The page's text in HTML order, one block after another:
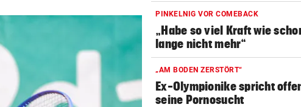
PINKELNIG VOR COMEBACK
„Habe so viel Kraft wie
lange nicht mehr“
„AM BODEN ZERSTÖRT“
Ex-Olympionike spricht
seine Pornosucht